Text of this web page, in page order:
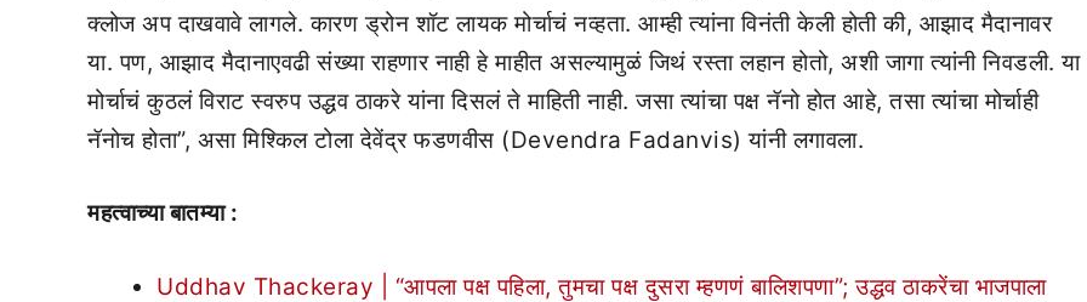
क्लोज अप दाखवावे लागले. कारण ड्रोन शॉट लायक मोर्चाचं नव्हता. आम्ही त्यांना विनंती केली होती की, आझाद मैदानावर
या. पण, आझाद मैदानाएवढी संख्या राहणार नाही हे माहीत असल्यामुळं जिथं रस्ता लहान होतो, अशी जागा त्यांनी निवडली. या
मोर्चाचं कुठलं विराट स्वरुप उद्धव ठाकरे यांना दिसलं ते माहिती नाही. जसा त्यांचा पक्ष नॅनो होत आहे, तसा त्यांचा मोर्चाही
नॅनोच होता”, असा मिश्किल टोला देवेंद्र फडणवीस (Devendra Fadanvis) यांनी लगावला.
महत्वाच्या बातम्या :
Uddhav Thackeray | “आपला पक्ष पहिला, तुमचा पक्ष दुसरा म्हणणं बालिशपणा”; उद्धव ठाकरेंचा भाजपाला